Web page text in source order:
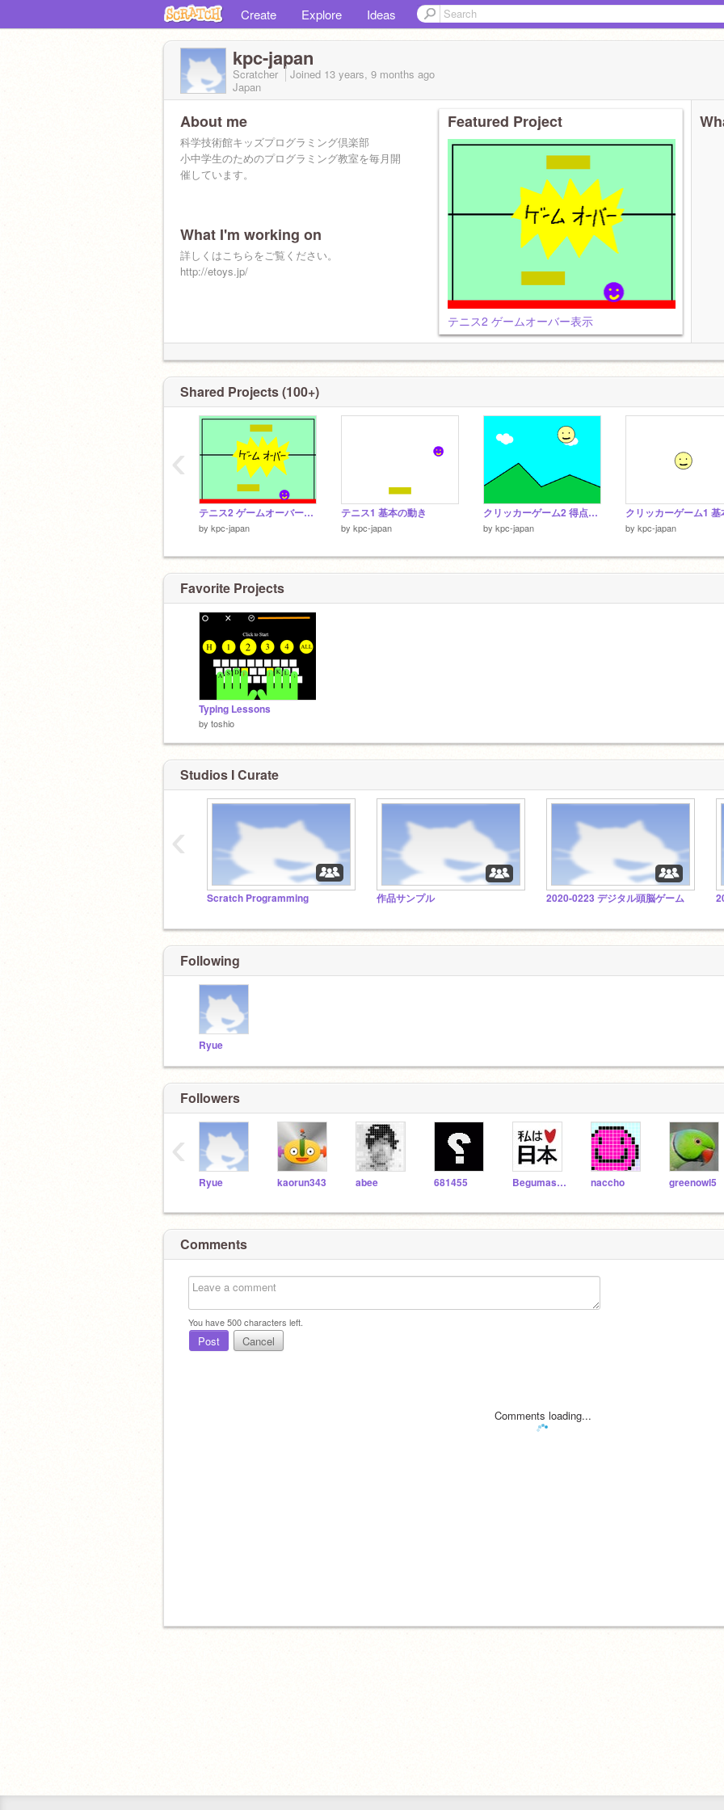
Create Explore Ideas
kpc-japan
Scratcher Joined 13 years, 9 months ago
Japan
About me
科学技術館キッズプログラミング倶楽部
小中学生のためのプログラミング教室を毎月開
催しています。
What I'm working on
詳しくはこちらをご覧ください。
http://etoys.jp/
Featured Project
テニス2 ゲームオーバー表示
Shared Projects (100+)
テニス2 ゲームオーバー表示
by kpc-japan
テニス1 基本の動き
by kpc-japan
クリッカーゲーム2 得点と背景
by kpc-japan by kpc-japan
‹
Favorite Projects
Typing Lessons
by toshio
Studios I Curate
Scratch Programming 作品サンプル 2020-0223 デジタル頭脳ゲーム
‹
Following
Ryue
Followers
Ryue kaorun343 abee 681455 Begumasya naccho greenowl5
‹
Comments
You have500characters left.
Post Cancel
Comments loading...